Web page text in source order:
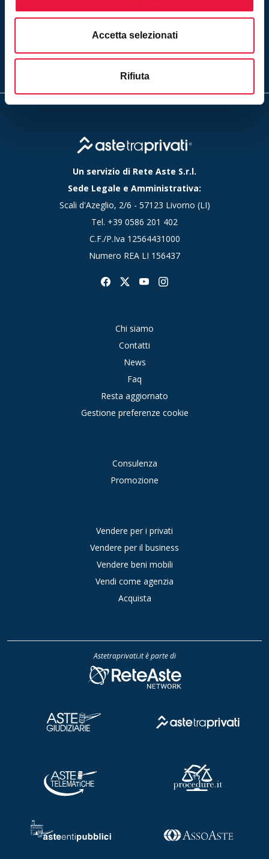
Accetta selezionati
Rifiuta
Iscriviti
accetti la nostraprivacy policy
Un servizio di Rete Aste S.r.l.
Sede Legale e Amministrativa:
Scali d'Azeglio, 2/6 - 57123 Livorno (LI)
Tel. +39 0586 201 402
C.F./P.Iva 12564431000
Numero REA LI 156437
Chi siamo
Contatti
News
Faq
Resta aggiornato
Gestione preferenze cookie
Consulenza
Promozione
Vendere per i privati
Vendere per il business
Vendere beni mobili
Vendi come agenzia
Acquista
Astetraprivati.it è parte di